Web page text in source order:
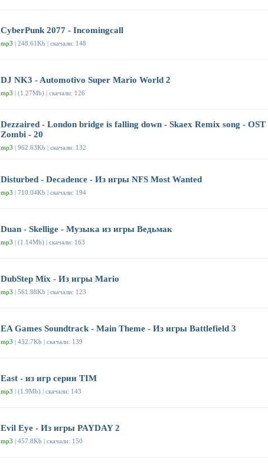
CyberPunk 2077 - Incomingcall
mp3 | 248.61Kb | скачали: 148
DJ NK3 - Automotivo Super Mario World 2
mp3 | (1.27Mb) | скачали: 126
Dezzaired - London bridge is falling down - Skaex Remix song - OST
Zombi - 20
mp3 | 962.63Kb | скачали: 132
Disturbed - Decadence - Из игры NFS Most Wanted
mp3 | 710.04Kb | скачали: 194
Duan - Skellige - Музыка из игры Ведьмак
mp3 | (1.14Mb) | скачали: 163
DubStep Mix - Из игры Mario
mp3 | 561.88Kb | скачали: 123
EA Games Soundtrack - Main Theme - Из игры Battlefield 3
mp3 | 432.7Kb | скачали: 139
East - из игр серии TIM
mp3 | (1.9Mb) | скачали: 143
Evil Eye - Из игры PAYDAY 2
mp3 | 457.8Kb | скачали: 150